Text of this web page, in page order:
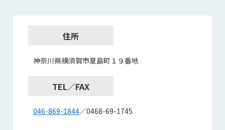
住所
神奈川県横須賀市夏島町１９番地
TEL／FAX
046-869-1844／0468-69-1745